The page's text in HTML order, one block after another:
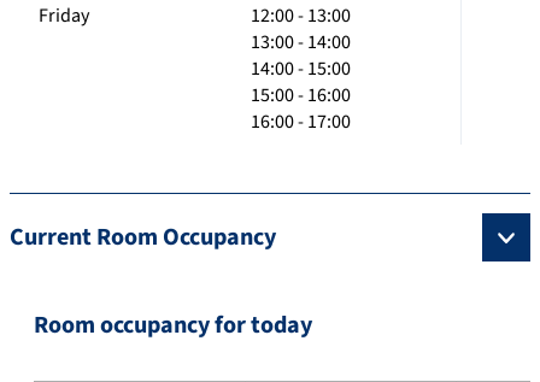
Friday
12:00 - 13:00
13:00 - 14:00
14:00 - 15:00
15:00 - 16:00
16:00 - 17:00
Current Room Occupancy
Room occupancy for today